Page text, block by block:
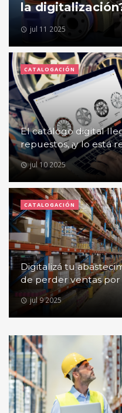
la
jul 11 2025
El catálogo digital
repuestos, ¡y lo está
jul 10 2025
CATALOGACIÓN
Digitalizá tu
de perder ventas
jul 9 2025
CATALOGACIÓN